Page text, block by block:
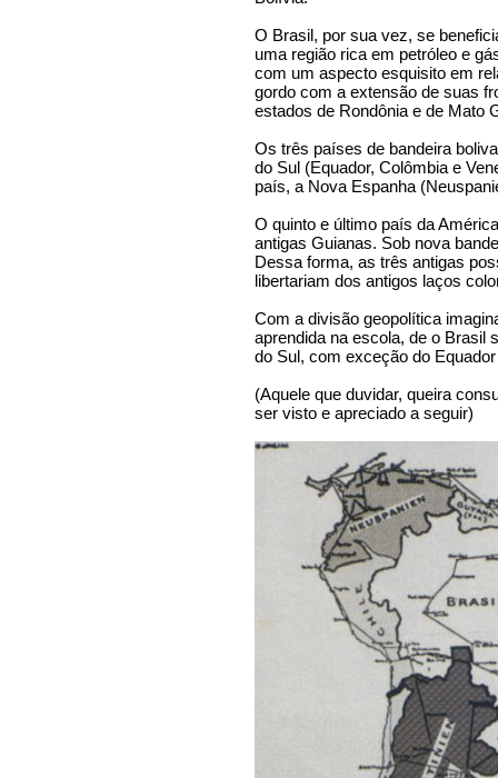
O Brasil, por sua vez, se
uma região rica em petróleo e
com um aspecto esquisito em
gordo com a extensão de suas
estados de Rondônia e de Mato
Os três países de bandeira
do Sul (Equador, Colômbia e
país, a Nova Espanha
O quinto e último país da
antigas Guianas. Sob nova
Dessa forma, as três antigas
libertariam dos antigos laços
Com a divisão geopolítica
aprendida na escola, de o Brasil
do Sul, com exceção do
(Aquele que duvidar, queira
ser visto e apreciado a seguir)